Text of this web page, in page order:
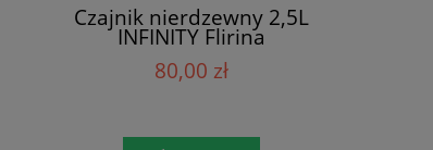
Czajnik nierdzewny 2,5L
INFINITY Flirina
80,00 zł